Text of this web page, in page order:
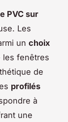
PVC sur
Les
un choix
les fenêtres
de
profilés
à
une